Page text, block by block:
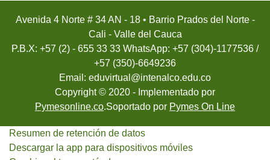
Avenida 4 Norte # 34 AN - 18 • Barrio Prados del Norte -
Cali - Valle del Cauca
P.B.X: +57 (2) - 655 33 33 WhatsApp: +57 (304)-1177536 /
+57 (350)-6649236
Email: eduvirtual@intenalco.edu.co
Copyright © 2020 - Implementado por
Pymesonline.co.Soportado por Pymes On Line
Resumen de retención de datos
Descargar la app para dispositivos móviles